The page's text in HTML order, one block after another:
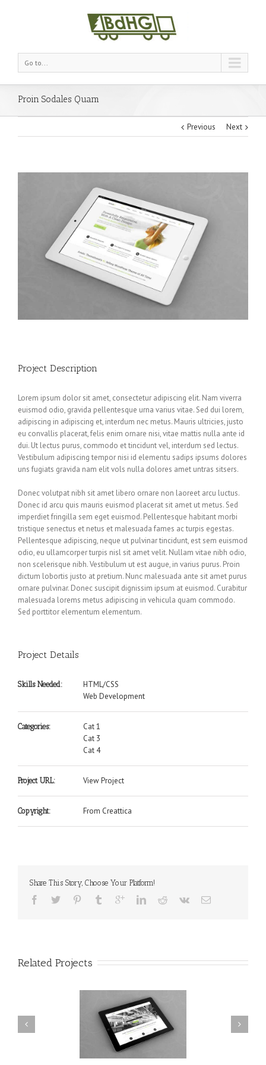
Go to...
Proin Sodales Quam
Previous Next
Project Description
Lorem ipsum dolor sit amet, consectetur adipiscing elit. Nam viverra
euismod odio, gravida pellentesque urna varius vitae. Sed dui lorem,
adipiscing in adipiscing et, interdum nec metus. Mauris ultricies, justo
eu convallis placerat, felis enim ornare nisi, vitae mattis nulla ante id
dui. Ut lectus purus, commodo et tincidunt vel, interdum sed lectus.
Vestibulum adipiscing tempor nisi id elementu sadips ipsums dolores
uns fugiats gravida nam elit vols nulla dolores amet untras sitsers.
Donec volutpat nibh sit amet libero ornare non laoreet arcu luctus.
Donec id arcu quis mauris euismod placerat sit amet ut metus. Sed
imperdiet fringilla sem eget euismod. Pellentesque habitant morbi
tristique senectus et netus et malesuada fames ac turpis egestas.
Pellentesque adipiscing, neque ut pulvinar tincidunt, est sem euismod
odio, eu ullamcorper turpis nisl sit amet velit. Nullam vitae nibh odio,
non scelerisque nibh. Vestibulum ut est augue, in varius purus. Proin
dictum lobortis justo at pretium. Nunc malesuada ante sit amet purus
ornare pulvinar. Donec suscipit dignissim ipsum at euismod. Curabitur
malesuada lorems metus adipiscing in vehicula quam commodo.
Sed porttitor elementum elementum.
Project Details
Skills Needed:
HTML/CSS
Web Development
Categories:
Cat 1
Cat 3
Cat 4
Project URL: View Project
Copyright: From Creattica
Share This Story, Choose Your Platform!
Related Projects
Mauris Fringilla Voluts